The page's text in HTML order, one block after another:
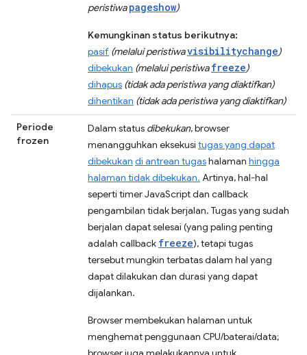
peristiwapageshow)
Kemungkinan status berikutnya:
pasif (melalui peristiwavisibilitychange)
dibekukan (melalui peristiwafreeze)
dihapus (tidak ada peristiwa yang diaktifkan)
dihentikan (tidak ada peristiwa yang diaktifkan)
Periode
frozen
Dalam status dibekukan, browser
menangguhkan eksekusi tugas yang dapat
dibekukan di antrean tugashalaman hingga
halaman tidak dibekukan. Artinya, hal-hal
seperti timer JavaScript dan callback
pengambilan tidak berjalan. Tugas yang sudah
berjalan dapat selesai (yang paling penting
adalah callback freeze), tetapi tugas
tersebut mungkin terbatas dalam hal yang
dapat dilakukan dan durasi yang dapat
dijalankan.
Browser membekukan halaman untuk
menghemat penggunaan CPU/baterai/data;